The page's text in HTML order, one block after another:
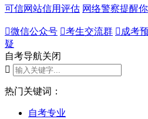
可信网站信用评估 网络警察提醒你
微信公众号 考生交流群  成考
疑
自考导航关闭

热门关键词：
自考专业